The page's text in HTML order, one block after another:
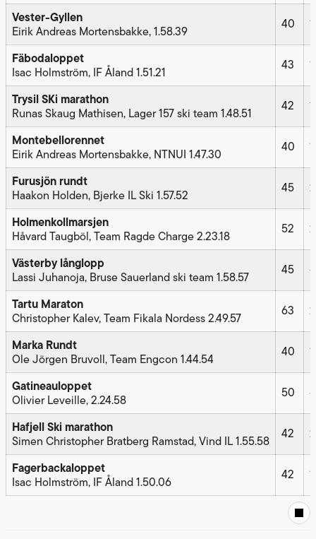
Vester-Gyllen
Eirik Andreas Mortensbakke, 1.58.39 40
Fäbodaloppet
Isac Holmström, IF Åland 1.51.21 43
Trysil SKi marathon
Runas Skaug Mathisen, Lager 157 ski team 1.48.51 42
Montebellorennet
Eirik Andreas Mortensbakke, NTNUI 1.47.30 40
Furusjön rundt
Haakon Holden, Bjerke IL Ski 1.57.52 45
Holmenkollmarsjen
Håvard Taugböl, Team Ragde Charge 2.23.18 52
Västerby långlopp
Lassi Juhanoja, Bruse Sauerland ski team 1.58.57 45 –
Tartu Maraton
Christopher Kalev, Team Fikala Nordess 2.49.57 63
Marka Rundt
Ole Jörgen Bruvoll, Team Engcon 1.44.54 40
Gatineauloppet
Olivier Leveille, 2.24.58 50 –
HafjellSki marathon
Simen Christopher Bratberg Ramstad, Vind IL 1.55.58 42
Fagerbackaloppet
Isac Holmström, IF Åland 1.50.06 42